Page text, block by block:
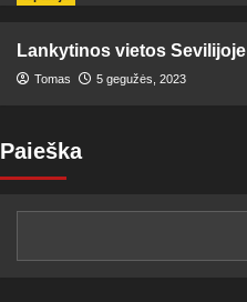
Lankytinos vietos Sevilijoje
Tomas 5 gegužės, 2023
Paieška